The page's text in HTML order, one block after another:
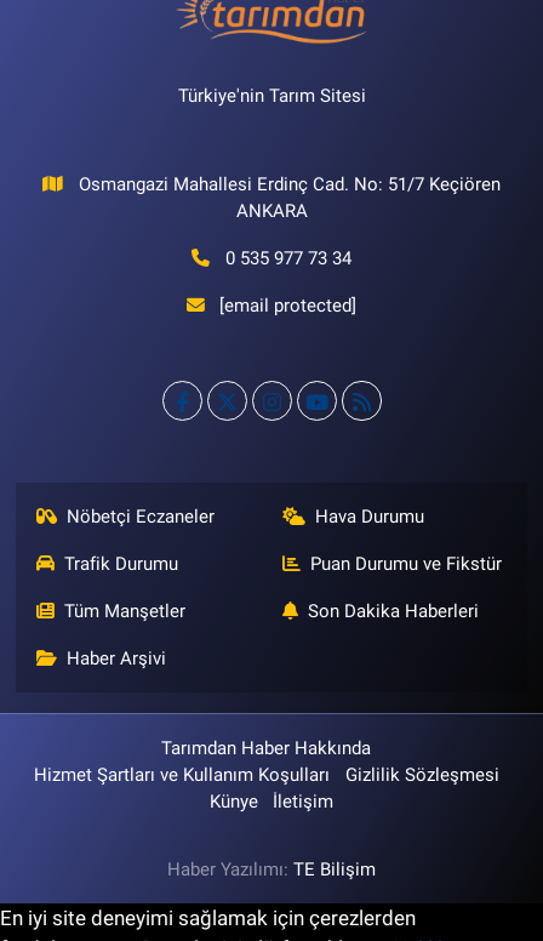
Türkiye'nin Tarım Sitesi
Osmangazi Mahallesi Erdinç Cad. No: 51/7 Keçiören
ANKARA
0 535 977 73 34
[email protected]
Nöbetçi Eczaneler Hava Durumu
Trafik Durumu Puan Durumu ve Fikstür
Tüm Manşetler Son Dakika Haberleri
Haber Arşivi
Tarımdan Haber Hakkında
Hizmet Şartları ve Kullanım Koşulları
Gizlilik Sözleşmesi
Künye
İletişim
Haber Yazılımı: TE Bilişim
En iyi site deneyimi sağlamak için çerezlerden